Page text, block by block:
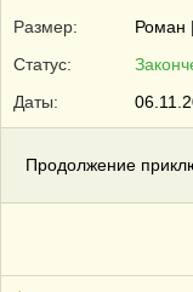
Размер:
Роман
Статус:
Даты:
Продолжение